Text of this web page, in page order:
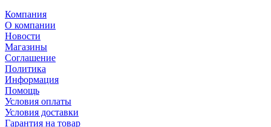
Компания
О компании
Новости
Магазины
Соглашение
Политика
Информация
Помощь
Условия оплаты
Условия доставки
Гарантия на товар